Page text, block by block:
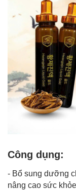
Công dụng:
- Bổ sung dưỡng
nâng cao sức